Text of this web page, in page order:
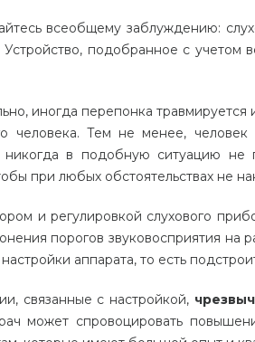
всеобщему заблуждению:
подобранное с учетом
иногда перепонка
человека. Тем не менее,
никогда в подобную ситуацию не
при любых обстоятельствах не
и регулировкой слухового
порогов звуковосприятия на
аппарата, то есть
связанные с настройкой,
может спровоцировать